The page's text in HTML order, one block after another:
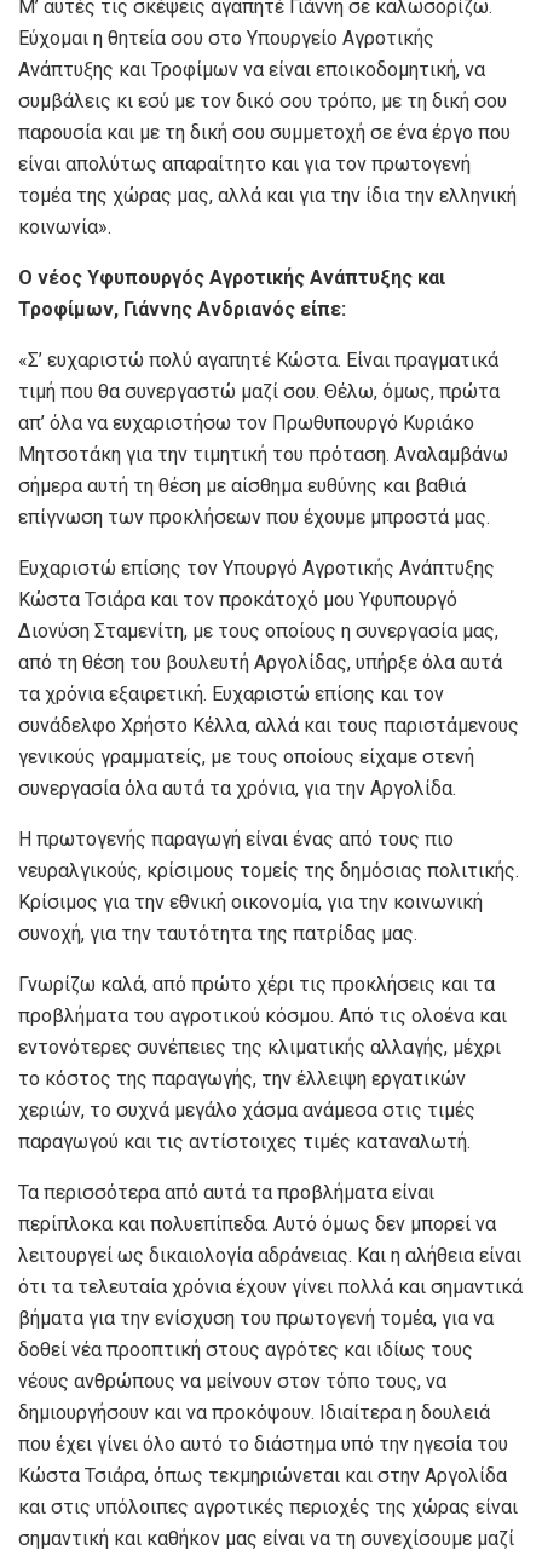
Μ’ αυτές τις σκέψεις αγαπητέ Γιάννη σε καλωσορίζω.
Εύχομαι η θητεία σου στο Υπουργείο Αγροτικής
Ανάπτυξης και Τροφίμων να είναι εποικοδομητική, να
συμβάλεις κι εσύ με τον δικό σου τρόπο, με τη δική σου
παρουσία και με τη δική σου συμμετοχή σε ένα έργο που
είναι απολύτως απαραίτητο και για τον πρωτογενή
τομέα της χώρας μας, αλλά και για την ίδια την ελληνική
κοινωνία».
Ο νέος Υφυπουργός Αγροτικής Ανάπτυξης και
Τροφίμων, Γιάννης Ανδριανός είπε:
«Σ’ ευχαριστώ πολύ αγαπητέ Κώστα. Είναι πραγματικά
τιμή που θα συνεργαστώ μαζί σου. Θέλω, όμως, πρώτα
απ’ όλα να ευχαριστήσω τον Πρωθυπουργό Κυριάκο
Μητσοτάκη για την τιμητική του πρόταση. Αναλαμβάνω
σήμερα αυτή τη θέση με αίσθημα ευθύνης και βαθιά
επίγνωση των προκλήσεων που έχουμε μπροστά μας.
Ευχαριστώ επίσης τον Υπουργό Αγροτικής Ανάπτυξης
Κώστα Τσιάρα και τον προκάτοχό μου Υφυπουργό
Διονύση Σταμενίτη, με τους οποίους η συνεργασία μας,
από τη θέση του βουλευτή Αργολίδας, υπήρξε όλα αυτά
τα χρόνια εξαιρετική. Ευχαριστώ επίσης και τον
συνάδελφο Χρήστο Κέλλα, αλλά και τους παριστάμενους
γενικούς γραμματείς, με τους οποίους είχαμε στενή
συνεργασία όλα αυτά τα χρόνια, για την Αργολίδα.
Η πρωτογενής παραγωγή είναι ένας από τους πιο
νευραλγικούς, κρίσιμους τομείς της δημόσιας πολιτικής.
Κρίσιμος για την εθνική οικονομία, για την κοινωνική
συνοχή, για την ταυτότητα της πατρίδας μας.
Γνωρίζω καλά, από πρώτο χέρι τις προκλήσεις και τα
προβλήματα του αγροτικού κόσμου. Από τις ολοένα και
εντονότερες συνέπειες της κλιματικής αλλαγής, μέχρι
το κόστος της παραγωγής, την έλλειψη εργατικών
χεριών, το συχνά μεγάλο χάσμα ανάμεσα στις τιμές
παραγωγού και τις αντίστοιχες τιμές καταναλωτή.
Τα περισσότερα από αυτά τα προβλήματα είναι
περίπλοκα και πολυεπίπεδα. Αυτό όμως δεν μπορεί να
λειτουργεί ως δικαιολογία αδράνειας. Και η αλήθεια είναι
ότι τα τελευταία χρόνια έχουν γίνει πολλά και σημαντικά
βήματα για την ενίσχυση του πρωτογενή τομέα, για να
δοθεί νέα προοπτική στους αγρότες και ιδίως τους
νέους ανθρώπους να μείνουν στον τόπο τους, να
δημιουργήσουν και να προκόψουν. Ιδιαίτερα η δουλειά
που έχει γίνει όλο αυτό το διάστημα υπό την ηγεσία του
Κώστα Τσιάρα, όπως τεκμηριώνεται και στην Αργολίδα
και στις υπόλοιπες αγροτικές περιοχές της χώρας είναι
σημαντική και καθήκον μας είναι να τη συνεχίσουμε μαζί